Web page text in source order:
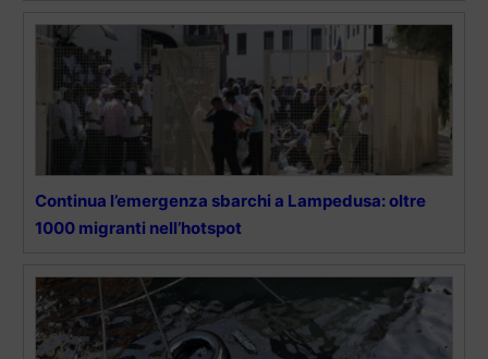
Continua l’emergenza sbarchi a Lampedusa: oltre
1000 migranti nell’hotspot